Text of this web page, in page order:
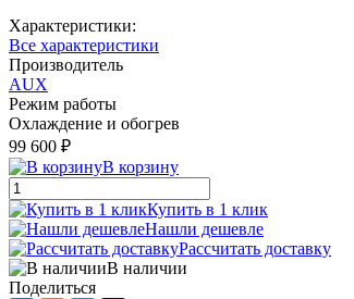
Характеристики:
Все характеристики
Производитель
AUX
Режим работы
Охлаждение и обогрев
99 600 ₽
В корзину
Купить в 1 клик
Нашли дешевле
Рассчитать доставку
В наличии
Поделиться